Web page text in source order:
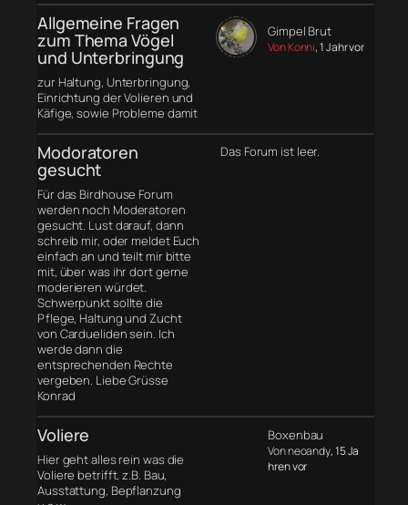
Allgemeine Fragen
zum Thema Vögel
und Unterbringung
zur Haltung, Unterbringung,
Einrichtung der Volieren und
Käfige, sowie Probleme damit
Gimpel Brut
Von Konni, 1 Jahr vor
Modoratoren
gesucht
Für das Birdhouse Forum
werden noch Moderatoren
gesucht. Lust darauf, dann
schreib mir, oder meldet Euch
einfach an und teilt mir bitte
mit, über was ihr dort gerne
moderieren würdet.
Schwerpunkt sollte die
Pflege, Haltung und Zucht
von Cardueliden sein. Ich
werde dann die
entsprechenden Rechte
vergeben. Liebe Grüsse
Konrad
Das Forum ist leer.
Voliere
Hier geht alles rein was die
Voliere betrifft. z.B. Bau,
Ausstattung, Bepflanzung
Boxenbau
Von neoandy, 15 Ja
hren vor